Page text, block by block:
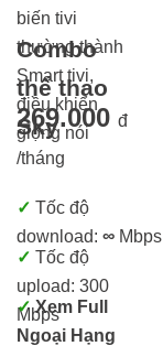
biến tivi
thường thành
Smart tivi,
điều khiển
giọng nói
Combo
thể thao
Sky
269.000 đ
/tháng
✓ Tốc độ
download: ∞ Mbps
✓ Tốc độ
upload: 300
Mbps
✓Xem Full
Ngoại Hạng